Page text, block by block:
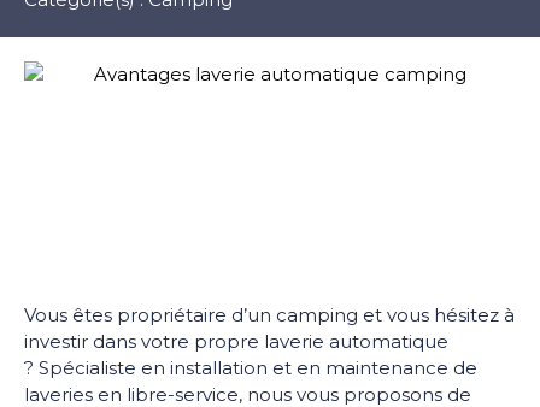
Vous êtes propriétaire d’un camping et vous hésitez à
investir dans votre propre laverie automatique
? Spécialiste en installation et en maintenance de
laveries en libre-service, nous vous proposons de